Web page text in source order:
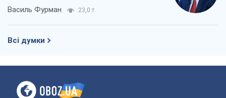
Василь Фурман 23,0 т.
Всі думки